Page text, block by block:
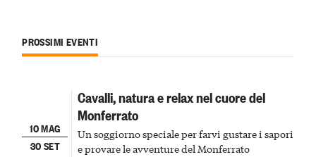
PROSSIMI EVENTI
10 MAG
30 SET
Cavalli, natura e relax nel cuore del
Monferrato
Un soggiorno speciale per farvi gustare i sapori
e provare le avventure del Monferrato